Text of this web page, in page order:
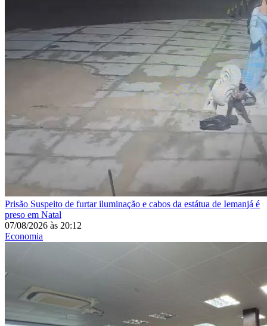
Prisão Suspeito de furtar iluminação e cabos da estátua de Iemanjá é
preso em Natal
07/08/2026 às 20:12
Economia